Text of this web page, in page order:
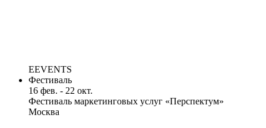
EEVENTS
Фестиваль
16 фев. - 22 окт.
Фестиваль маркетинговых услуг «Перспектум»
Москва